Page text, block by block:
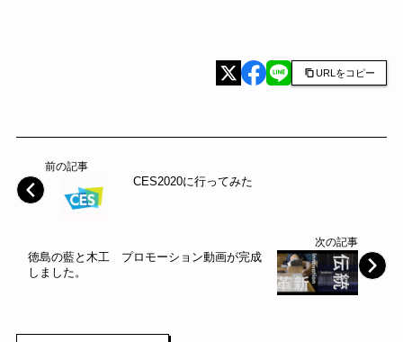
URLをコピー
前の記事
CES2020に行ってみた
次の記事
徳島の藍と木工 プロモーション動画が完成
しました。